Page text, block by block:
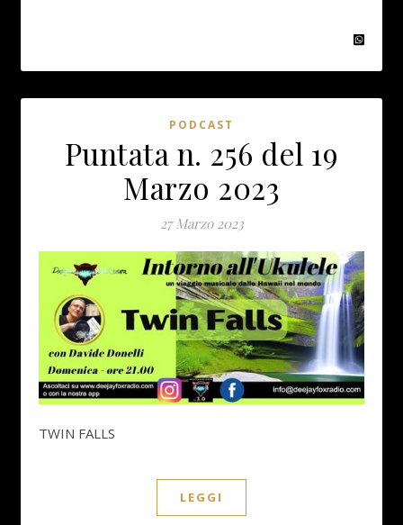
PODCAST
Puntata n. 256 del 19
Marzo 2023
27 Marzo 2023
TWIN FALLS
LEGGI